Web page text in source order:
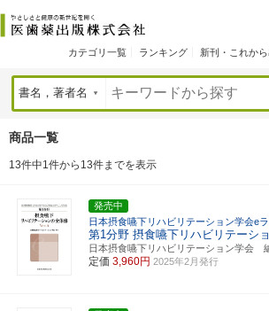
カテゴリ一覧 ランキング 新刊・これか
商品一覧
13件中1件から13件までを表示
発売中
日本摂食嚥下リハビリテーション学会e
第1分野 摂食嚥下リハビリテーシ
日本摂食嚥下リハビリテーション学会
定価 3,960円 2025年2月発行